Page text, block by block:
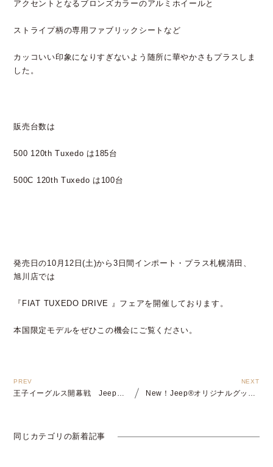
アクセントとなるブロンズカラーのアルミホイールと
ストライプ柄の専用ファブリックシートなど
カッコいい印象になりすぎないよう随所に華やかさもプラスしま
した。
販売台数は
500 120th Tuxedo は185台
500C 120th Tuxedo は100台
発売日の10月12日(土)から3日間インポート・プラス札幌清田、
旭川店では
『FIAT TUXEDO DRIVE 』フェアを開催しております。
本国限定モデルをぜひこの機会にご覧ください。
王子イーグルス開幕戦 Jeepも参戦！ New！Jeep®オリジナルグッズ発売
同じカテゴリの新着記事